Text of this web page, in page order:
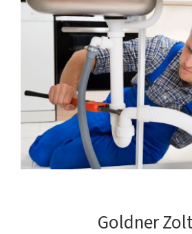
Goldner